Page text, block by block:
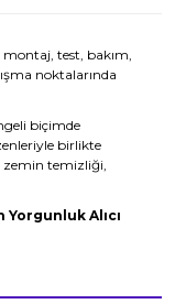
test, bakım,
noktalarında
biçimde
birlikte
zemin temizliği,
Yorgunluk Alıcı